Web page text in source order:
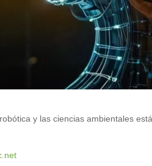
y las ciencias ambientales